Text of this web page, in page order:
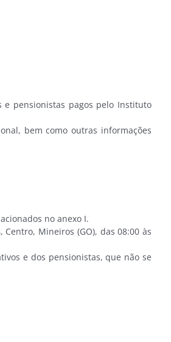
pensionistas pagos pelo Instituto
bem como outras informações
no anexo I.
Mineiros (GO), das 08:00 às
e dos pensionistas, que não se